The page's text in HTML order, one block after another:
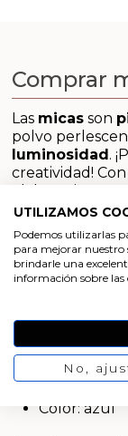
Comprar
Las micasson
polvo
luminosidad.
creatividad!
elaboraciones
un plus de
usos! Nunca
trabajar con
conseguirás
que puedes
Material:
Origen:
Color: azul
Accesorios
Libros y
Conchas,
Materiales
Huerto
Cosmética
Arenas de
Aceites y
UTILIZAMOS
Podemos utilizarlas
para mejorar
brindarle una
información sobre las
No,